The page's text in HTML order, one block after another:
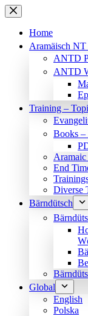
Skip
to
contentHome
Aramäisch NT
ANTD
ANTD
Training –
Books –
End
Diverse
Bärndütsch
Global
English
Polska